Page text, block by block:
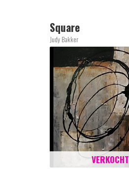
Square
Judy Bakker
VERKOCHT